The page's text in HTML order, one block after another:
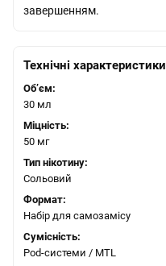
завершенням.
Технічні характеристики
Обʼєм:
30 мл
Міцність:
50 мг
Тип нікотину:
Сольовий
Формат:
Набір для самозамісу
Сумісність:
Pod-системи / MTL